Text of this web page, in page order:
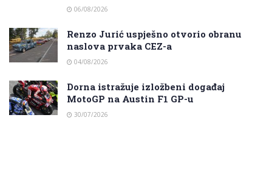
06/08/2026
Renzo Jurić uspješno otvorio obranu
naslova prvaka CEZ-a
04/08/2026
Dorna istražuje izložbeni događaj
MotoGP na Austin F1 GP-u
30/07/2026